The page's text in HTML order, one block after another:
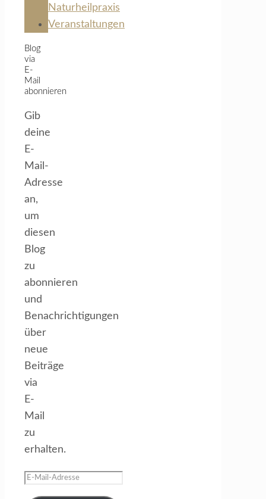
Naturheilpraxis
Veranstaltungen
Blog
via
E-
Mail
abonnieren
Gib
deine
E-
Mail-
Adresse
an,
um
diesen
Blog
zu
abonnieren
und
Benachrichtigungen
über
neue
Beiträge
via
E-
Mail
zu
erhalten.
E-